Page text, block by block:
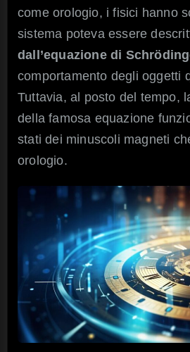
come orologio, i fisici hanno
sistema poteva essere
dall’equazione di
comportamento degli oggetti
Tuttavia, al posto del tempo,
della famosa equazione
stati dei minuscoli magneti
orologio.